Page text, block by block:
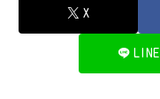
X
LINE